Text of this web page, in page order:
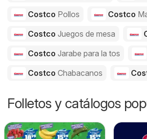
Costco Pollos Costco
Costco Juegos de mesa
Costco Jarabe para la tos
Costco Chabacanos
Folletos y catálogos